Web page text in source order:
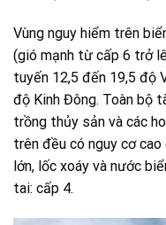
Vùng nguy hiểm trên
(gió mạnh từ cấp 6 trở
tuyến 12,5 đến 19,5 độ
độ Kinh Đông. Toàn bộ
trồng thủy sản và các
trên đều có nguy cơ
lớn, lốc xoáy và nước
tai: cấp 4.